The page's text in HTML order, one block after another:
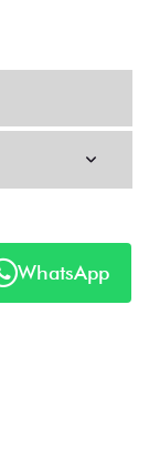
WhatsApp